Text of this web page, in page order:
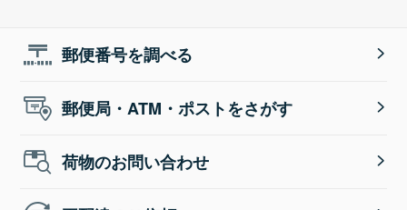
郵便番号を調べる
郵便局・ATM・ポストをさがす
荷物のお問い合わせ